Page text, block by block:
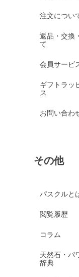
注文につい
返品・交換
て
会員サービ
ギフトラッ
ス
お問い合わ
その他
パスクルと
閲覧履歴
コラム
天然石・パ
辞典